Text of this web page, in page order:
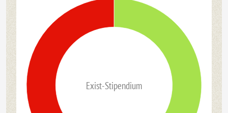
Exist-Stipendium